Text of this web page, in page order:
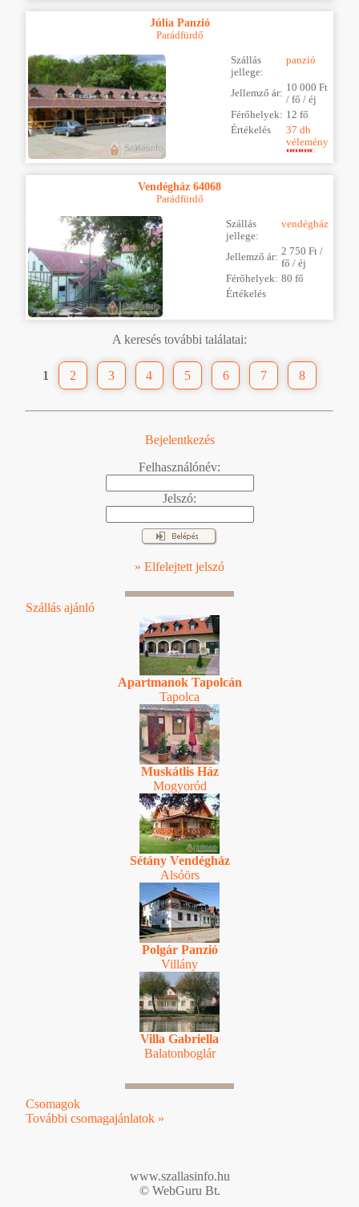
Júlia Panzió
Parádfürdő
Szállás
jellege:
panzió
Jellemző ár: 10 000 Ft
/ fő / éj
Férőhelyek: 12 fő
Értékelés
37 db
vélemény
Vendégház 64068
Parádfürdő
Szállás
jellege:
vendégház
Jellemző ár: 2 750 Ft /
fő / éj
Férőhelyek: 80 fő
Értékelés
A keresés további találatai:
1 2 3 4 5 6 7 8
Bejelentkezés
Felhasználónév:
Jelszó:
» Elfelejtett jelszó
Szállás ajánló
Apartmanok Tapolcán
Tapolca
Muskátlis Ház
Mogyoród
Sétány Vendégház
Alsóörs
Polgár Panzió
Villány
Villa Gabriella
Balatonboglár
Csomagok
További csomagajánlatok »
www.szallasinfo.hu
© WebGuru Bt.